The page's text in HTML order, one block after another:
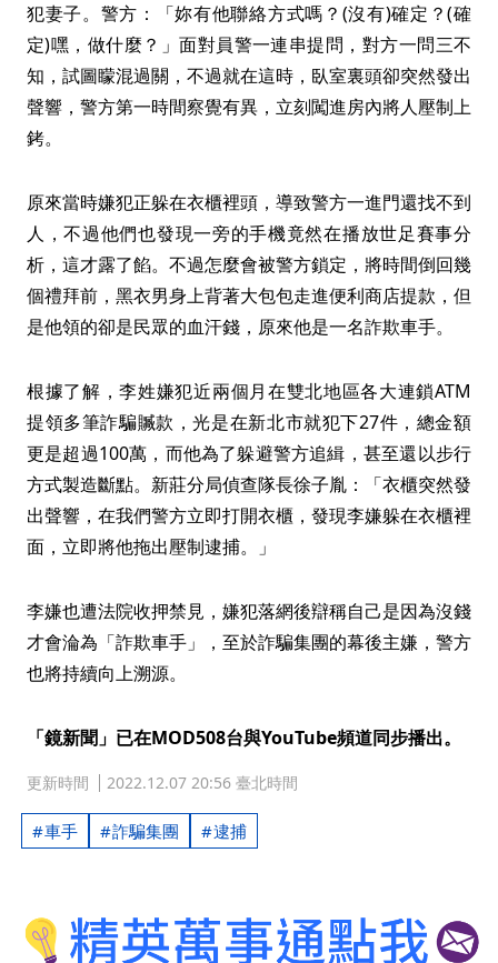
犯妻子。警方：「妳有他聯絡方式嗎？(沒有)確定？(確
定)嘿，做什麼？」面對員警一連串提問，對方一問三不
知，試圖矇混過關，不過就在這時，臥室裏頭卻突然發出
聲響，警方第一時間察覺有異，立刻闖進房內將人壓制上
銬。
原來當時嫌犯正躲在衣櫃裡頭，導致警方一進門還找不到
人，不過他們也發現一旁的手機竟然在播放世足賽事分
析，這才露了餡。不過怎麼會被警方鎖定，將時間倒回幾
個禮拜前，黑衣男身上背著大包包走進便利商店提款，但
是他領的卻是民眾的血汗錢，原來他是一名詐欺車手。
根據了解，李姓嫌犯近兩個月在雙北地區各大連鎖ATM
提領多筆詐騙贓款，光是在新北市就犯下27件，總金額
更是超過100萬，而他為了躲避警方追緝，甚至還以步行
方式製造斷點。新莊分局偵查隊長徐子胤：「衣櫃突然發
出聲響，在我們警方立即打開衣櫃，發現李嫌躲在衣櫃裡
面，立即將他拖出壓制逮捕。」
李嫌也遭法院收押禁見，嫌犯落網後辯稱自己是因為沒錢
才會淪為「詐欺車手」，至於詐騙集團的幕後主嫌，警方
也將持續向上溯源。
「鏡新聞」已在MOD508台與YouTube頻道同步播出。
更新時間 2022.12.07 20:56 臺北時間
車手 詐騙集團 逮捕